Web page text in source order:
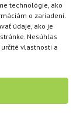
technológie, ako
o zariadení.
údaje, ako je
Nesúhlas
vlastnosti a
fektivnejsie-s-e-
prosím
s r.o.